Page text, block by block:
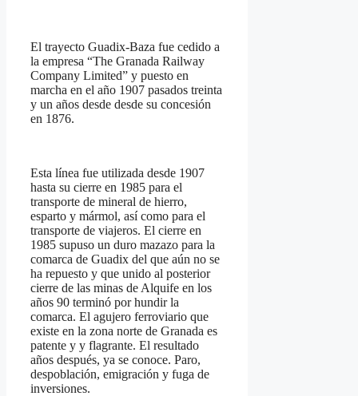
El trayecto Guadix-Baza fue cedido a
la empresa “The Granada Railway
Company Limited” y puesto en
marcha en el año 1907 pasados treinta
y un años desde desde su concesión
en 1876.
Esta línea fue utilizada desde 1907
hasta su cierre en 1985 para el
transporte de mineral de hierro,
esparto y mármol, así como para el
transporte de viajeros. El cierre en
1985 supuso un duro mazazo para la
comarca de Guadix del que aún no se
ha repuesto y que unido al posterior
cierre de las minas de Alquife en los
años 90 terminó por hundir la
comarca. El agujero ferroviario que
existe en la zona norte de Granada es
patente y y flagrante. El resultado
años después, ya se conoce. Paro,
despoblación, emigración y fuga de
inversiones.